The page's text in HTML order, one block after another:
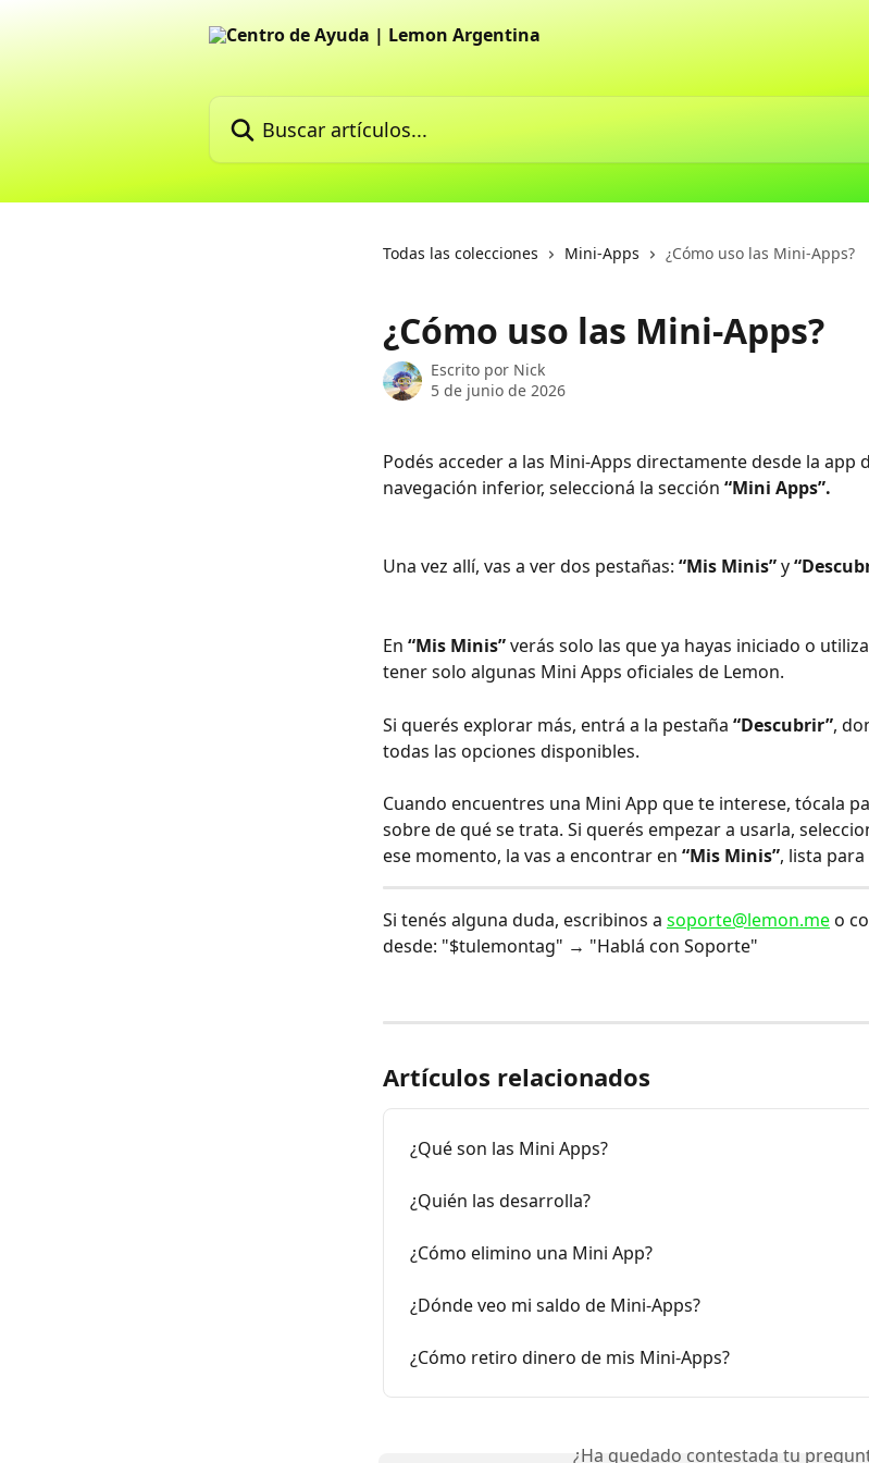
Todas las colecciones Mini-Apps ¿Cómo uso las Mini-Apps?
¿Cómo uso las Mini-Apps?
Escrito por Nick
5 de junio de 2026
Podés acceder a las Mini-Apps directamente desde la app
navegación inferior, seleccioná la sección “Mini Apps”.
Una vez allí, vas a ver dos pestañas: “Mis Minis” y
En “Mis Minis” verás solo las que ya hayas iniciado o
tener solo algunas Mini Apps oficiales de Lemon.
Si querés explorar más, entrá a la pestaña “Descubrir”,
todas las opciones disponibles.
Cuando encuentres una Mini App que te interese, tócala
sobre de qué se trata. Si querés empezar a usarla,
ese momento, la vas a encontrar en “Mis Minis”, lista
Si tenés alguna duda, escribinos a soporte@lemon.me o
desde: "$tulemontag" → "Hablá con Soporte"
Artículos relacionados
¿Qué son las Mini Apps?
¿Quién las desarrolla?
¿Cómo elimino una Mini App?
¿Dónde veo mi saldo de Mini-Apps?
¿Cómo retiro dinero de mis Mini-Apps?
¿Ha quedado contestada tu